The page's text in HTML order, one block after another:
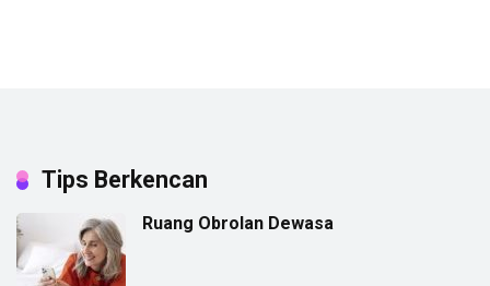
Tips Berkencan
Ruang Obrolan Dewasa